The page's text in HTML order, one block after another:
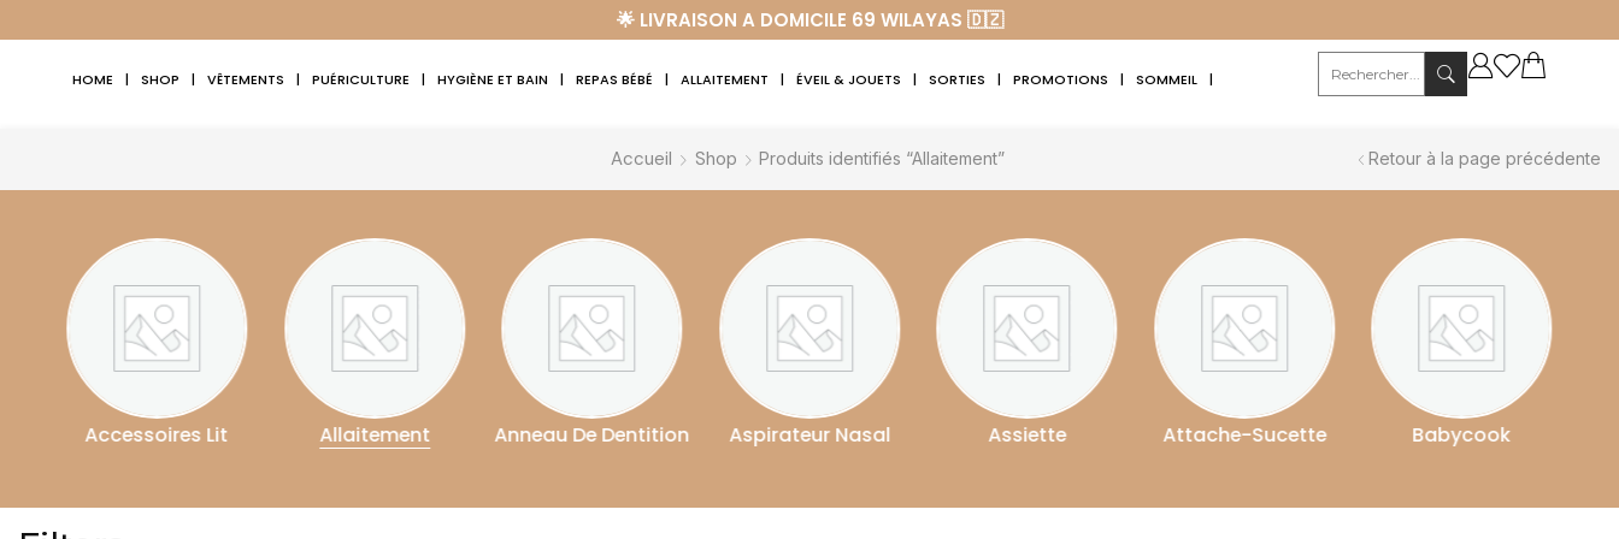
🌟 LIVRAISON A DOMICILE 69 WILAYAS 🇩🇿
HOME | SHOP | VÊTEMENTS | PUÉRICULTURE | HYGIÈNE ET BAIN | REPAS BÉBÉ | ALLAITEMENT | ÉVEIL & JOUETS | SORTIES | PROMOTIONS | SOMMEIL |
Accueil Shop Produits identifiés “Allaitement” Retour à la page précédente
Allaitement Anneau De Dentition Aspirateur Nasal Assiette Attache-Sucette Babycook Babyphone